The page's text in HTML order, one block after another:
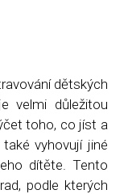
dětských
velmi důležitou
toho, co jíst a
vyhovují jiné
dítěte. Tento
podle kterých